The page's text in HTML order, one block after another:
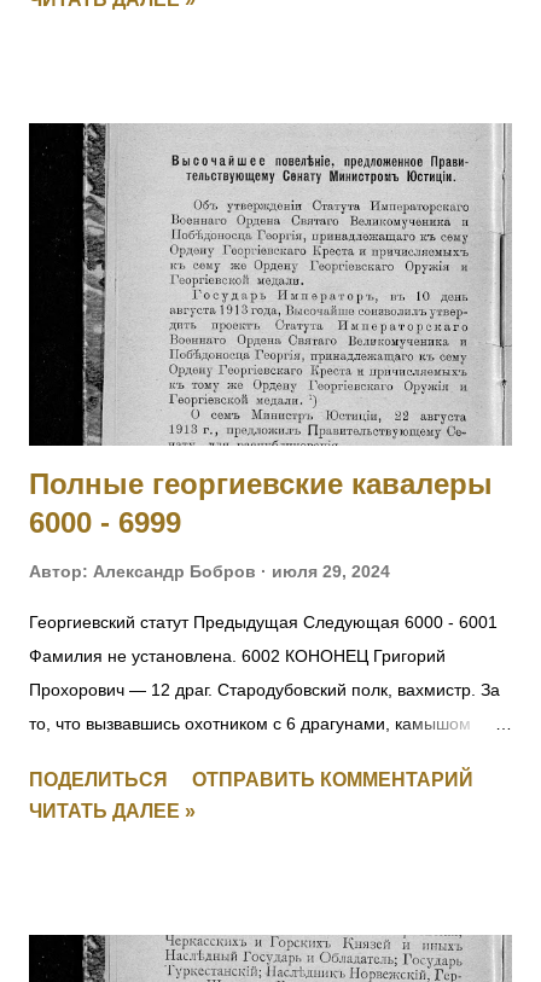
неприятельский берег, чем и увлек за собой своих
Дунковицы, командуя полусотней, выбил противника из
укрепленной позиции, где и был ранен. [II-6482, III-28528]
1014 - 1015 Фамилия не установлена. 1016 ШВОРНЕВ Иван
Семенович — ст. унтер-офицер. За отличия, оказанные в
делах против неприятеля. На 1916 год был ст. унтер-
офицером 281 пех. запасного батальона, при нахождении
на излечении в 19 Пятигорском лазарете ВЗС. [IV-210717]
1017 - 1019 Фамилия не установлена. 1020 ШИШКИН
Николай Семенович — 243 пех. Холмский полк, 13 ...
Полные георгиевские кавалеры
6000 - 6999
Автор: Александр Бобров июля 29, 2024
Георгиевский статут Предыдущая Следующая 6000 - 6001
Фамилия не установлена. 6002 КОНОНЕЦ Григорий
Прохорович — 12 драг. Стародубовский полк, вахмистр. За
то, что вызвавшись охотником с 6 драгунами, камышом
расположение и движение противника на переправе, заняв
переправу, прикрыл отступление эскадрона, потеряв только
отличие в бою 24.05.1915 под с. Старжава, когда за убылью
ПОДЕЛИТЬСЯ
ОТПРАВИТЬ КОММЕНТАРИЙ
ЧИТАТЬ ДАЛЕЕ »